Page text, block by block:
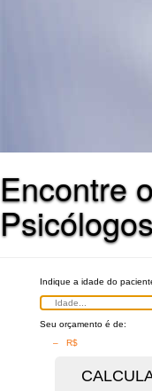
Encontre
Indique a idade do
Seu orçamento é de:
– R$